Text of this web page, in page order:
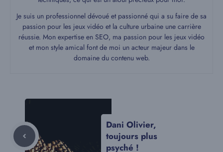
Je suis un professionnel dévoué et passionné qui a su faire de sa
passion pour les jeux vidéo et la culture urbaine une carrière
réussie. Mon expertise en SEO, ma passion pour les jeux vidéo
et mon style amical font de moi un acteur majeur dans le
domaine du contenu web.
Dani Olivier,
toujours plus
psyché !